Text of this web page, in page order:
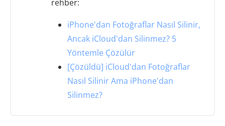
rehber:
iPhone'dan Fotoğraflar Nasıl Silinir,
Ancak iCloud'dan Silinmez? 5
Yöntemle Çözülür
[Çözüldü] iCloud'dan Fotoğraflar
Nasıl Silinir Ama iPhone'dan
Silinmez?